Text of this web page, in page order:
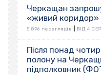
Черкащан
«живий коридор»
5 896 переглядів ВІД 4
Після понад
полону на
підполковник